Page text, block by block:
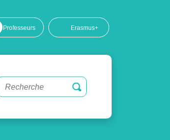
Professeurs Erasmus+